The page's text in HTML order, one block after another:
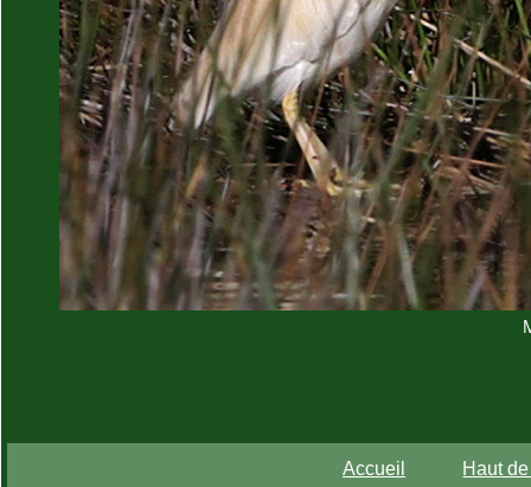
Accueil Haut